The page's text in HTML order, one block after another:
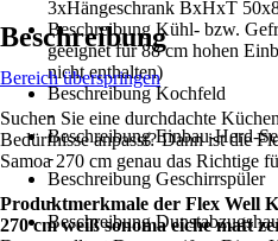
3xHängeschrank BxHxT
Beschreibung Kühl- bzw.
geeignet für 88 cm hohen
nicht enthalten)
Beschreibung Kochfeld
-
Beschreibung Einbau-Herd-
-
Beschreibung Geschirrspüler
-
Beschreibung
Beschreibung
Bereich überspringen
Suchen Sie eine durchdachte
Bedürfnisse anpasst? Dann ist die
Samoa 270 cm genau das Richtige
Produktmerkmale der Flex Well
270 cm weiß sonoma eiche matt